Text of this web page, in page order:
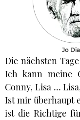
Jo
Die nächsten
Ich kann meine
Conny, Lisa …
Ist mir überhaupt
ist die Richtige